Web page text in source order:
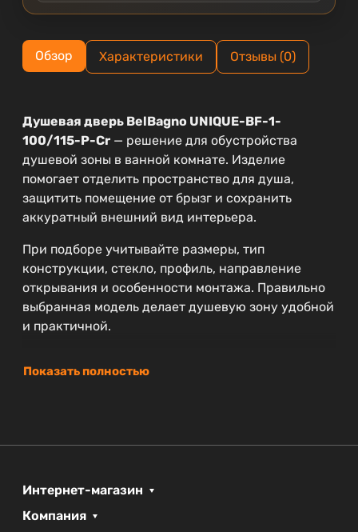
Обзор Характеристики Отзывы (0)
Душевая дверь BelBagno UNIQUE-BF-1-
100/115-P-Cr — решение для обустройства
душевой зоны в ванной комнате. Изделие
помогает отделить пространство для душа,
защитить помещение от брызг и сохранить
аккуратный внешний вид интерьера.
При подборе учитывайте размеры, тип
конструкции, стекло, профиль, направление
открывания и особенности монтажа. Правильно
выбранная модель делает душевую зону удобной
и практичной.
Показать полностью
Интернет-магазин
Компания